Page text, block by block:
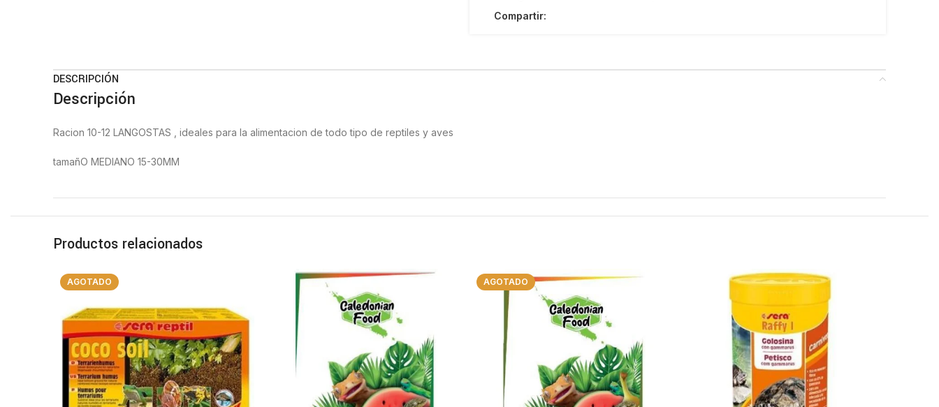
Compartir:
DESCRIPCIÓN
Descripción
Racion 10-12 LANGOSTAS , ideales para la alimentacion de todo tipo de reptiles y aves
tamañO MEDIANO 15-30MM
Productos relacionados
AGOTADO AGOTADO